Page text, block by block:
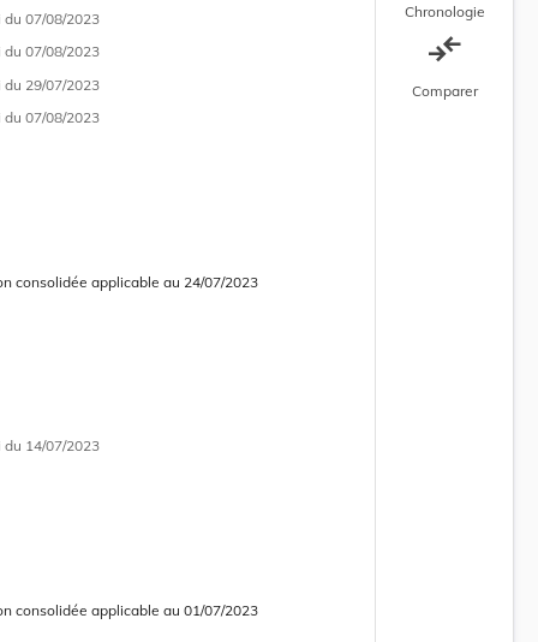
du 07/08/2023
du 07/08/2023
du 29/07/2023
du 07/08/2023
consolidée obsolète
consolidée applicable au 24/07/2023
du 14/07/2023
consolidée obsolète
consolidée applicable au 01/07/2023
Chronologie
compare_arrows
Comparer